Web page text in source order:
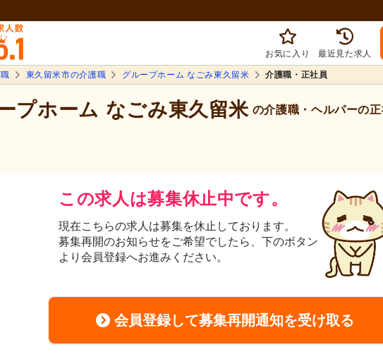
お気に入り 最近見た求人
東久留米市の介護職 グループホーム なごみ東久留米 介護職・正社員
プホーム なごみ東久留米 の介護職・ヘルパーの
この求人は募集休止中です。
現在こちらの求人は募集を休止しております。
募集再開のお知らせをご希望でしたら、下のボタン
より会員登録へお進みください。
会員登録して募集再開通知を受け取る